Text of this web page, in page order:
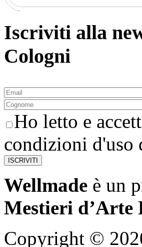
Iscriviti alla
Cologni
Ho letto e
condizioni d'uso
Wellmade è un
Mestieri d’Arte
Copyright ©